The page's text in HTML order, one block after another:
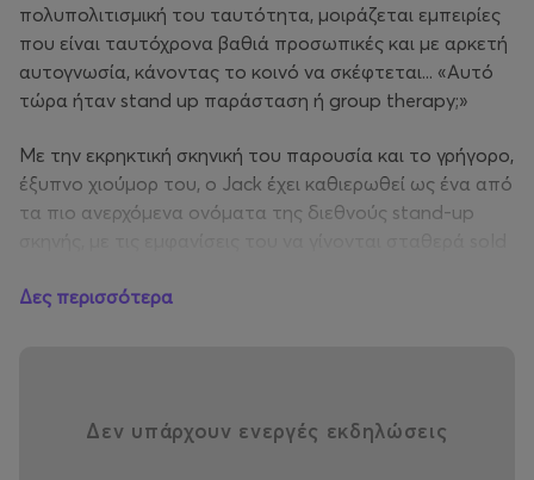
πολυπολιτισμική του ταυτότητα, μοιράζεται εμπειρίες
που είναι ταυτόχρονα βαθιά προσωπικές και με αρκετή
αυτογνωσία, κάνοντας το κοινό να σκέφτεται... «Αυτό
τώρα ήταν stand up παράσταση ή group therapy;»
Με την εκρηκτική σκηνική του παρουσία και το γρήγορο,
έξυπνο χιούμορ του, ο Jack έχει καθιερωθεί ως ένα από
τα πιο ανερχόμενα ονόματα της διεθνούς stand-up
οποίες έχει εμφανιστεί συγκαταλέγονται το “Netflix Is A
Δες περισσότερα
Δεν υπάρχουν ενεργές εκδηλώσεις